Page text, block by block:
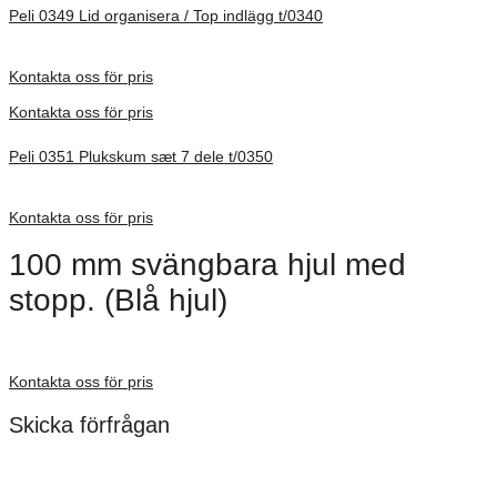
Peli 0349 Lid organisera / Top indlägg t/0340
Kontakta oss för pris
Kontakta oss för pris
Peli 0351 Plukskum sæt 7 dele t/0350
Kontakta oss för pris
100 mm svängbara hjul med
stopp. (Blå hjul)
Kontakta oss för pris
Skicka förfrågan